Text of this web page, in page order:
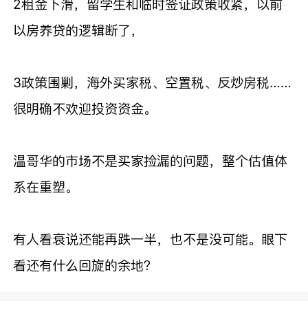
2租金下滑，留学生和临时签证政策收紧，以前
以房养贷的逻辑断了，
3政策围剿，海外买家税、空置税、反炒房税……
很明确不欢迎投资资金。
温哥华的市场不是买家捡漏的问题，整个估值体
系在重塑。
有人看衰说还能再跌一半，也不是没可能。眼下
看还有什么回旋的余地？